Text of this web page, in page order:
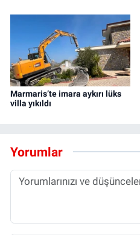
Marmaris’te imara aykırı lüks
villa yıkıldı
Yorumlar